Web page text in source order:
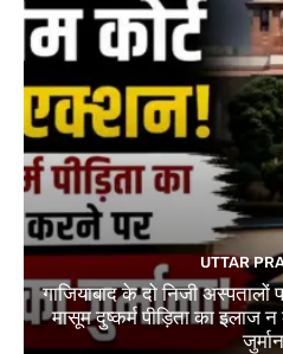
UTTAR
गाजियाबाद के दो निजी अस्पतालों
मासूम दुष्कर्म पीड़िता का इलाज